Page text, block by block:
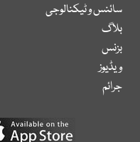
سائنس و ٹیکنالوجی
بلاگ
بزنس
ویڈیوز
جرائم